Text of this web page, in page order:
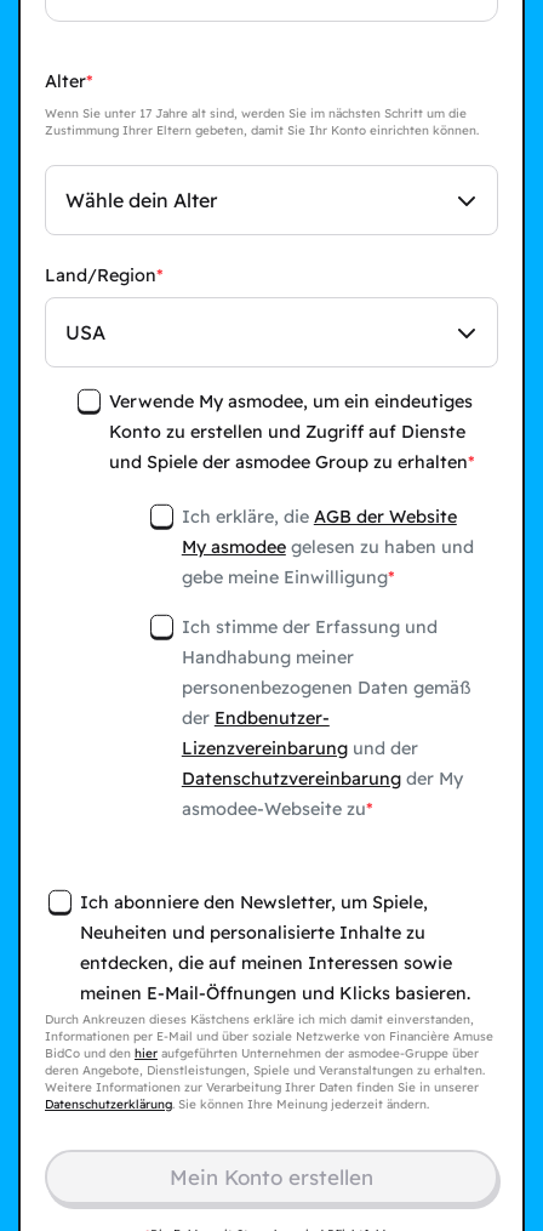
Alter
Wenn Sie unter 17 Jahre alt sind, werden Sie im nächsten Schritt um die
Zustimmung Ihrer Eltern gebeten, damit Sie Ihr Konto einrichten können.
Wähle dein Alter
Land/Region
USA
Verwende My asmodee, um ein eindeutiges
Konto zu erstellen und Zugriff auf Dienste
und Spiele der asmodee Group zu erhalten
Ich erkläre, die AGB der Website
My asmodeegelesen zu haben und
gebe meine Einwilligung
Ich stimme der Erfassung und
Handhabung meiner
personenbezogenen Daten gemäß
der Endbenutzer-
Lizenzvereinbarungund der
Datenschutzvereinbarungder My
asmodee-Webseite zu
Ich abonniere den Newsletter, um Spiele,
Neuheiten und personalisierte Inhalte zu
entdecken, die auf meinen Interessen sowie
meinen E-Mail-Öffnungen und Klicks basieren.
Durch Ankreuzen dieses Kästchens erkläre ich mich damit einverstanden,
Informationen per E-Mail und über soziale Netzwerke von Financière Amuse
BidCo und den hier aufgeführten Unternehmen der asmodee-Gruppe über
deren Angebote, Dienstleistungen, Spiele und Veranstaltungen zu erhalten.
Weitere Informationen zur Verarbeitung Ihrer Daten finden Sie in unserer
Datenschutzerklärung. Sie können Ihre Meinung jederzeit ändern.
Mein Konto erstellen​